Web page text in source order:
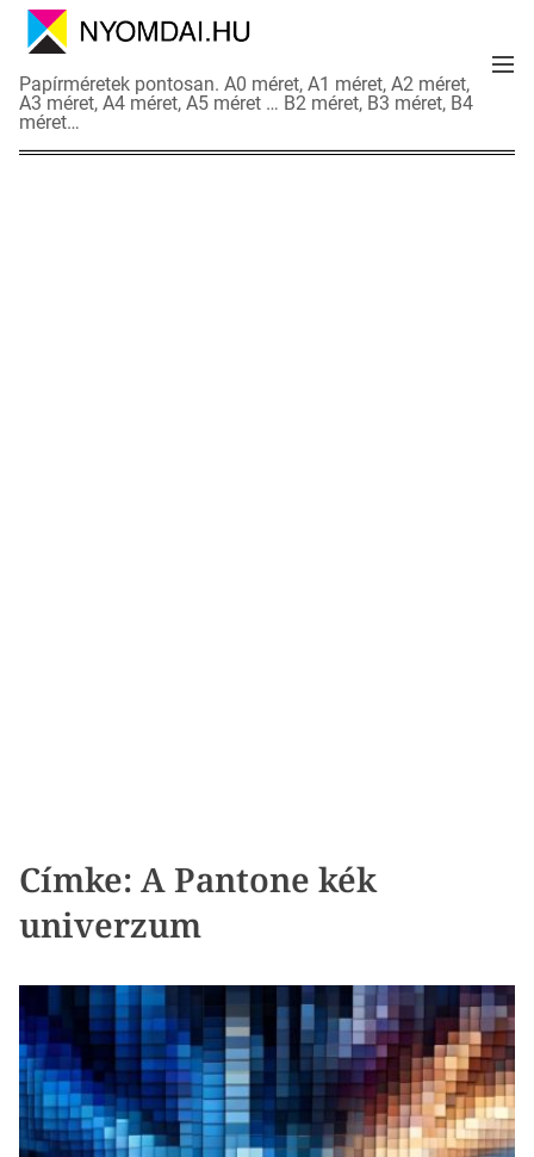
N
y
o
m
Papírméretek pontosan. A0 méret, A1 méret, A2 méret,
A3 méret, A4 méret, A5 méret … B2 méret, B3 méret, B4
méret…
M
Címke: A Pantone kék
univerzum